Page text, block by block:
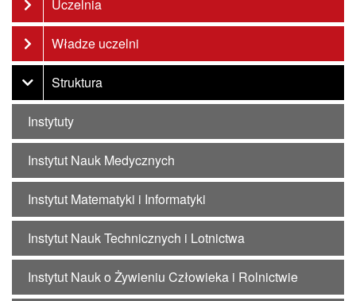
Uczelnia
Władze uczelni
Struktura
Instytuty
Instytut Nauk Medycznych
Instytut Matematyki i Informatyki
Instytut Nauk Technicznych i Lotnictwa
Instytut Nauk o Żywieniu Człowieka i Rolnictwie